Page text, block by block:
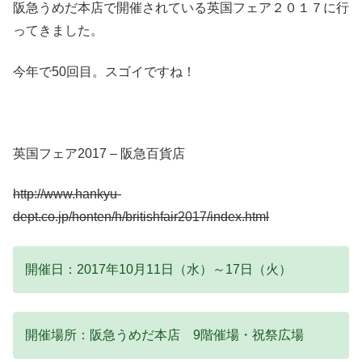
阪急うめだ本店で開催されている英国フェア２０１７に行
ってきました。
今年で50回目。スゴイですね！
英国フェア2017 – 阪急百貨店
http://www.hankyu-
dept.co.jp/honten/h/britishfair2017/index.html
開催日：2017年10月11日（水）～17日（火）
開催場所：阪急うめだ本店 9階催場・祝祭広場